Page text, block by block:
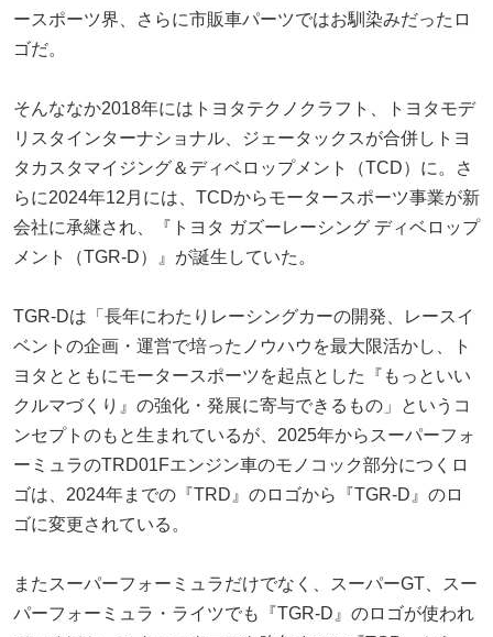
ースポーツ界、さらに市販車パーツではお馴染みだったロ
ゴだ。
そんななか2018年にはトヨタテクノクラフト、トヨタモデ
リスタインターナショナル、ジェータックスが合併しトヨ
タカスタマイジング＆ディベロップメント（TCD）に。さ
らに2024年12月には、TCDからモータースポーツ事業が新
会社に承継され、『トヨタ ガズーレーシング ディベロップ
メント（TGR-D）』が誕生していた。
TGR-Dは「長年にわたりレーシングカーの開発、レースイ
ベントの企画・運営で培ったノウハウを最大限活かし、ト
ヨタとともにモータースポーツを起点とした『もっといい
クルマづくり』の強化・発展に寄与できるもの」というコ
ンセプトのもと生まれているが、2025年からスーパーフォ
ーミュラのTRD01Fエンジン車のモノコック部分につくロ
ゴは、2024年までの『TRD』のロゴから『TGR-D』のロ
ゴに変更されている。
またスーパーフォーミュラだけでなく、スーパーGT、スー
パーフォーミュラ・ライツでも『TGR-D』のロゴが使われ